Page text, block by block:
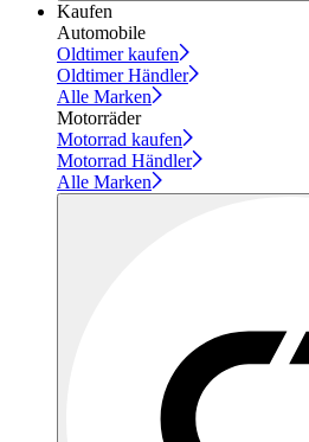
Kaufen
Automobile
Oldtimer kaufen
Oldtimer Händler
Alle Marken
Motorräder
Motorrad kaufen
Motorrad Händler
Alle Marken